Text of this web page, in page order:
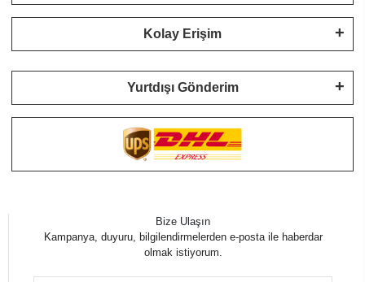
Kolay Erişim
Yurtdışı Gönderim
Bize Ulaşın
Kampanya, duyuru, bilgilendirmelerden e-posta ile haberdar
olmak istiyorum.